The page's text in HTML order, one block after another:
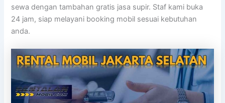
sewa dengan tambahan gratis jasa supir. Staf kami buka
24 jam, siap melayani booking mobil sesuai kebutuhan
anda.